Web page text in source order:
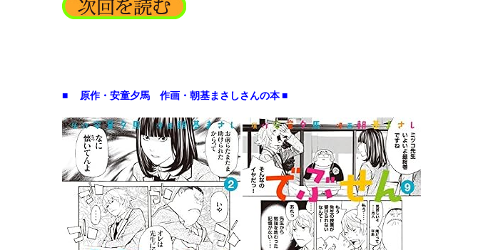
■ 原作・安童夕馬 作画・朝基まさしさんの本 ■